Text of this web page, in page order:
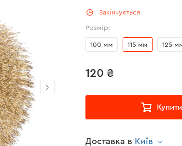
Закінчується
Розмір:
100 мм 115 мм 125
120 ₴
Купити
Доставка в Київ